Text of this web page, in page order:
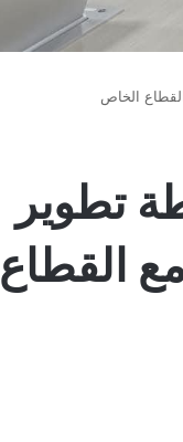
القطاع الخاص
تطوير
القطاع